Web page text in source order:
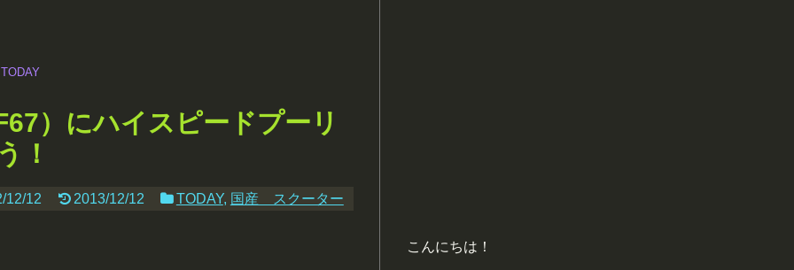
TODAY
）にハイスピードプーリ
！
12/12 2013/12/12 TODAY, 国産 スクーター
こんにちは！